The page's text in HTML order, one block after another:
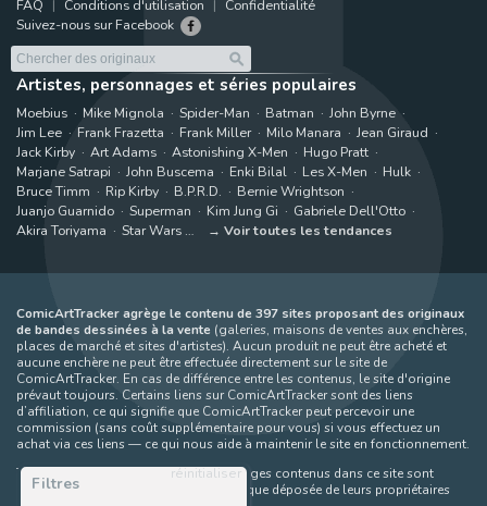
Filtres
réinitialiser
FAQ
Conditions d'utilisation
Confidentialité
Suivez-nous sur Facebook
Artistes, personnages et séries populaires
Moebius Mike Mignola Spider-Man Batman
John Byrne
Jim Lee
Frank Frazetta Frank Miller Milo Manara
Jean Giraud
Jack Kirby
Art Adams Astonishing X-Men
Hugo Pratt
Marjane Satrapi
John Buscema Enki Bilal Les X-Men
Hulk
Bruce Timm
Rip Kirby B.P.R.D.
Bernie Wrightson
Juanjo Guarnido
Superman Kim Jung Gi
Gabriele Dell'Otto
Akira Toriyama
Star Wars Voir toutes les tendances
ComicArtTracker agrège le contenu de 397 sites proposant des originaux
de bandes dessinées à la vente (galeries, maisons de ventes aux enchères,
places de marché et sites d'artistes). Aucun produit ne peut être acheté et
aucune enchère ne peut être effectuée directement sur le site de
ComicArtTracker. En cas de différence entre les contenus, le site d'origine
prévaut toujours. Certains liens sur ComicArtTracker sont des liens
d’affiliation, ce qui signifie que ComicArtTracker peut percevoir une
commission (sans coût supplémentaire pour vous) si vous effectuez un
achat via ces liens — ce qui nous aide à maintenir le site en fonctionnement.
Toutes les images et tous les personnages contenus dans ce site sont
protégés par le droit d'auteur et la marque déposée de leurs propriétaires